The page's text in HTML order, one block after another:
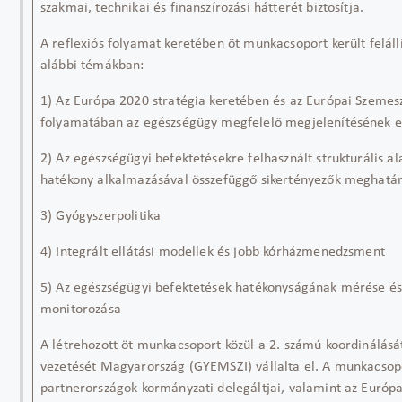
szakmai, technikai és finanszírozási hátterét biztosítja.
A reflexiós folyamat keretében öt munkacsoport került
alábbi témákban:
1) Az Európa 2020 stratégia keretében és az Európai
folyamatában az egészségügy megfelelő megjelenítésének
2) Az egészségügyi befektetésekre felhasznált strukturális
hatékony alkalmazásával összefüggő sikertényezők
3) Gyógyszerpolitika
4) Integrált ellátási modellek és jobb kórházmenedzsment
5) Az egészségügyi befektetések hatékonyságának mérése és
monitorozása
A létrehozott öt munkacsoport közül a 2. számú
vezetését Magyarország (GYEMSZI) vállalta el. A
partnerországok kormányzati delegáltjai, valamint az